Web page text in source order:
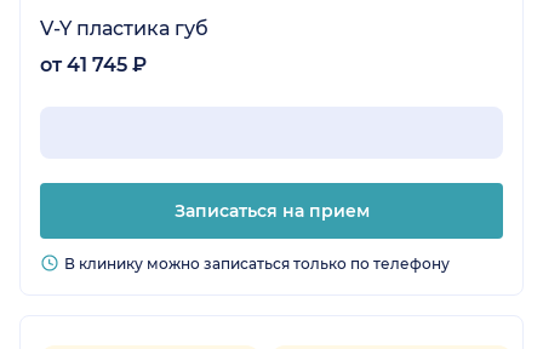
V-Y пластика губ
от 41 745 ₽
Записаться на прием
В клинику можно записаться только по телефону